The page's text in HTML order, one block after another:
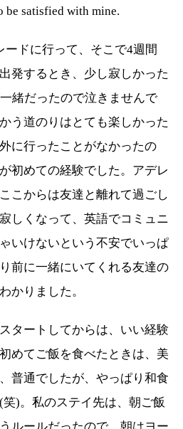
be satisfied with mine.
ードに行って、そこで4週間
発するとき、少し寂しかった
緒だったので泣きませんで
う道のりはとても楽しかった
に行ったことがなかったの
初めての経験でした。アデレ
こからは友達と離れて過ごし
しくなって、英語でコミュニ
いけないという不安でいっぱ
前に一緒にいてくれる友達の
かりました。
タートしてからは、いい経験
めてご飯を食べたときは、美
普通でしたが、やっぱり和食
(笑)。私のステイ先は、朝ご飯